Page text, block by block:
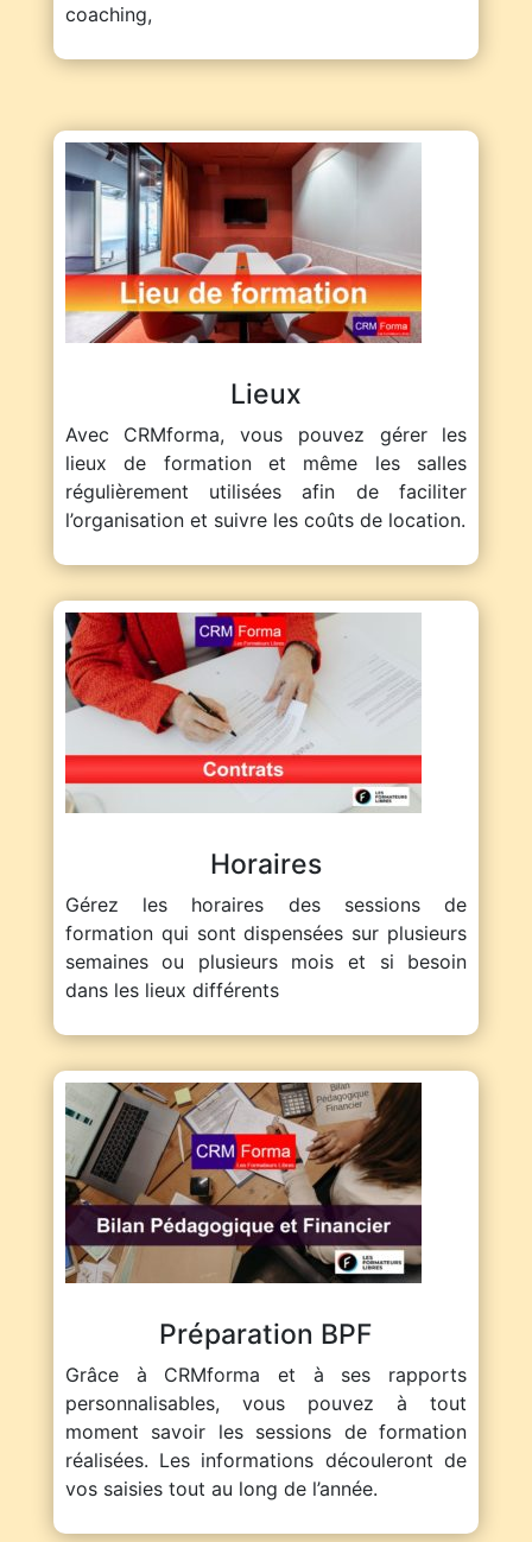
coaching,
Lieux
Avec CRMforma, vous pouvez gérer les
lieux de formation et même les salles
régulièrement utilisées afin de faciliter
l’organisation et suivre les coûts de location.
Horaires
Gérez les horaires des sessions de
formation qui sont dispensées sur plusieurs
semaines ou plusieurs mois et si besoin
dans les lieux différents
Préparation BPF
Grâce à CRMforma et à ses rapports
personnalisables, vous pouvez à tout
moment savoir les sessions de formation
réalisées. Les informations découleront de
vos saisies tout au long de l’année.